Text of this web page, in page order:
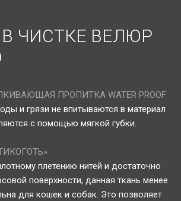
ЧИСТКЕ ВЕЛЮР
ПРОПИТКА WATER PROOF
и грязи не впитываются в материал
с помощью мягкой губки.
плетению нитей и достаточно
поверхности, данная ткань менее
для кошек и собак. Это позволяет